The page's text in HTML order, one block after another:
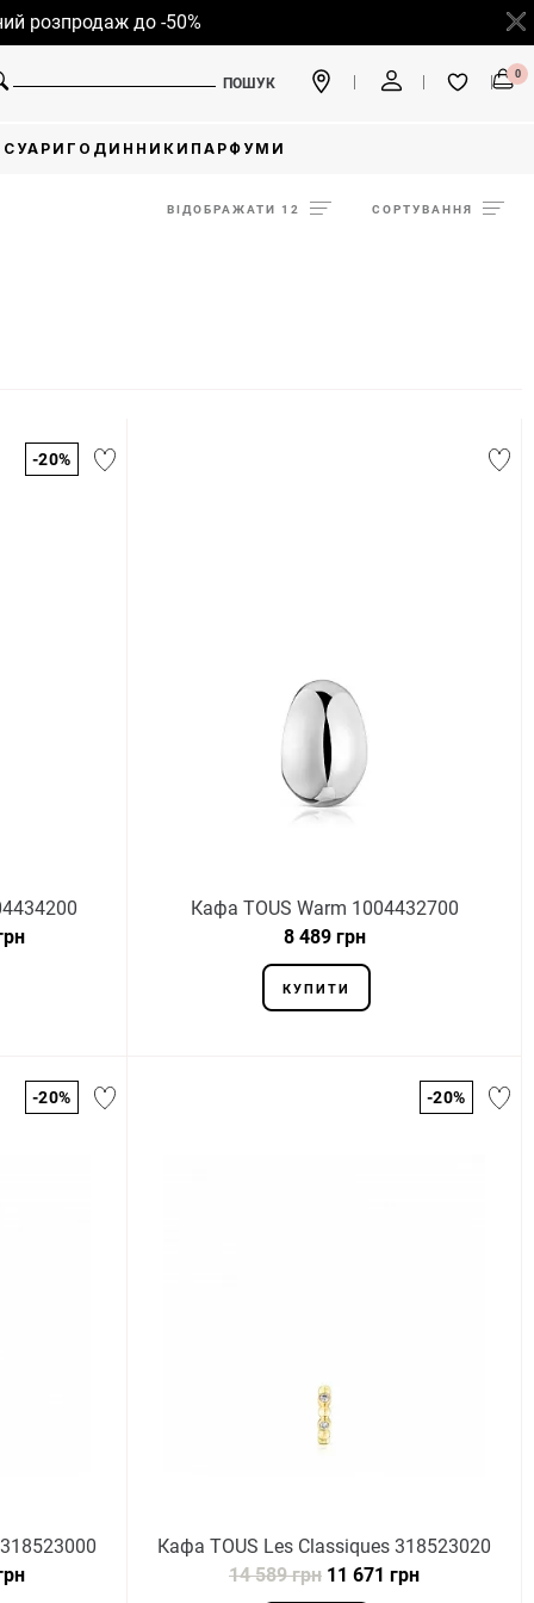
до -50%
ПОШУК
0
ГОДИННИКИ ПАРФУМИ
ВІДОБРАЖАТИ 12 СОРТУВАННЯ
-20%
Кафа TOUS Warm 1004432700
8 489 грн
КУПИТИ
-20% -20%
Кафа TOUS Les Classiques 318523020
14 589 грн 11 671 грн